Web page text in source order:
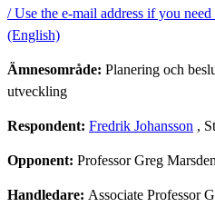
/ Use the e-mail address if you
(English)
Ämnesområde: Planering och
utveckling
Respondent: Fredrik Johansson ,
Opponent: Professor Greg
Handledare: Associate Professor